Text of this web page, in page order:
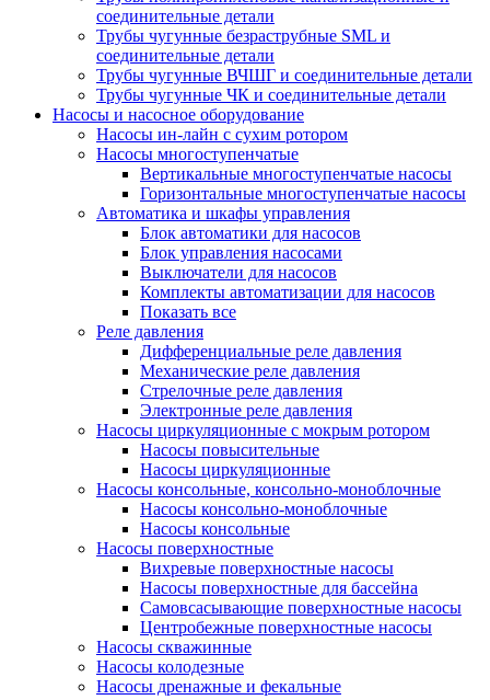
соединительные детали
Трубы чугунные безраструбные SML и
соединительные детали
Трубы чугунные ВЧШГ и соединительные детали
Трубы чугунные ЧК и соединительные детали
Насосы и насосное оборудование
Насосы ин-лайн с сухим ротором
Насосы многоступенчатые
Вертикальные многоступенчатые насосы
Горизонтальные многоступенчатые насосы
Автоматика и шкафы управления
Блок автоматики для насосов
Блок управления насосами
Выключатели для насосов
Комплекты автоматизации для насосов
Показать все
Реле давления
Дифференциальные реле давления
Механические реле давления
Стрелочные реле давления
Электронные реле давления
Насосы циркуляционные с мокрым ротором
Насосы повысительные
Насосы циркуляционные
Насосы консольные, консольно-моноблочные
Насосы консольно-моноблочные
Насосы консольные
Насосы поверхностные
Вихревые поверхностные насосы
Насосы поверхностные для бассейна
Самовсасывающие поверхностные насосы
Центробежные поверхностные насосы
Насосы скважинные
Насосы колодезные
Насосы дренажные и фекальные